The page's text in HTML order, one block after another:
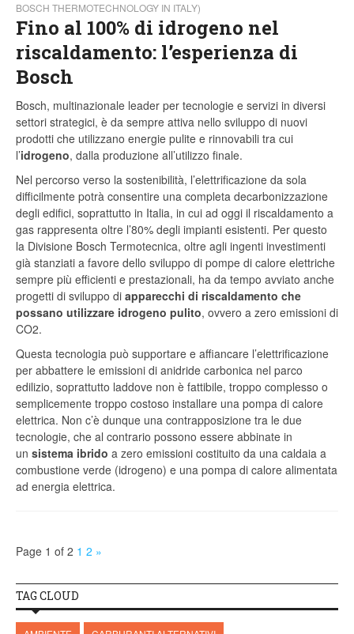
BOSCH THERMOTECHNOLOGY IN ITALY)
Fino al 100% di idrogeno nel
riscaldamento: l’esperienza di
Bosch
Bosch, multinazionale leader per tecnologie e servizi in diversi
settori strategici, è da sempre attiva nello sviluppo di nuovi
prodotti che utilizzano energie pulite e rinnovabili tra cui
l’idrogeno, dalla produzione all’utilizzo finale.
Nel percorso verso la sostenibilità, l’elettrificazione da sola
difficilmente potrà consentire una completa decarbonizzazione
degli edifici, soprattutto in Italia, in cui ad oggi il riscaldamento a
gas rappresenta oltre l’80% degli impianti esistenti. Per questo
la Divisione Bosch Termotecnica, oltre agli ingenti investimenti
già stanziati a favore dello sviluppo di pompe di calore elettriche
sempre più efficienti e prestazionali, ha da tempo avviato anche
progetti di sviluppo di apparecchi di riscaldamento che
possano utilizzare idrogeno pulito, ovvero a zero emissioni di
CO2.
Questa tecnologia può supportare e affiancare l’elettrificazione
per abbattere le emissioni di anidride carbonica nel parco
edilizio, soprattutto laddove non è fattibile, troppo complesso o
semplicemente troppo costoso installare una pompa di calore
elettrica. Non c’è dunque una contrapposizione tra le due
tecnologie, che al contrario possono essere abbinate in
un sistema ibrido a zero emissioni costituito da una caldaia a
combustione verde (idrogeno) e una pompa di calore alimentata
ad energia elettrica.
Page 1 of 2 1 2 »
TAG CLOUD